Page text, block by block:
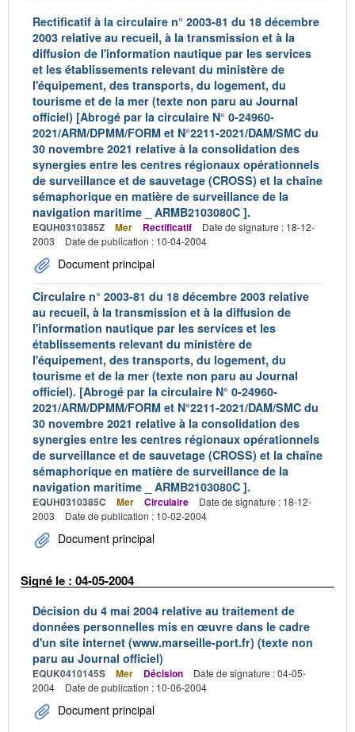
Rectificatif à la circulaire n° 2003-81 du 18 décembre
2003 relative au recueil, à la transmission et à la
diffusion de l'information nautique par les services
et les établissements relevant du ministère de
l'équipement, des transports, du logement, du
tourisme et de la mer (texte non paru au Journal
officiel) [Abrogé par la circulaire N° 0-24960-
2021/ARM/DPMM/FORM et N°2211-2021/DAM/SMC du
30 novembre 2021 relative à la consolidation des
synergies entre les centres régionaux opérationnels
de surveillance et de sauvetage (CROSS) et la chaîne
sémaphorique en matière de surveillance de la
navigation maritime _ ARMB2103080C ].
EQUH0310385Z Mer Rectificatif
Date de signature : 18-12-
2003
Date de publication : 10-04-2004
Document principal
Circulaire n° 2003-81 du 18 décembre 2003 relative
au recueil, à la transmission et à la diffusion de
l'information nautique par les services et les
établissements relevant du ministère de
l'équipement, des transports, du logement, du
tourisme et de la mer (texte non paru au Journal
officiel). [Abrogé par la circulaire N° 0-24960-
2021/ARM/DPMM/FORM et N°2211-2021/DAM/SMC du
30 novembre 2021 relative à la consolidation des
synergies entre les centres régionaux opérationnels
de surveillance et de sauvetage (CROSS) et la chaîne
sémaphorique en matière de surveillance de la
navigation maritime _ ARMB2103080C ].
EQUH0310385C Mer Circulaire
Date de signature : 18-12-
2003
Date de publication : 10-02-2004
Document principal
Signé le : 04-05-2004
Décision du 4 mai 2004 relative au traitement de
données personnelles mis en œuvre dans le cadre
d'un site internet (www.marseille-port.fr) (texte non
paru au Journal officiel)
EQUK0410145S Mer Décision
Date de signature : 04-05-
2004
Date de publication : 10-06-2004
Document principal